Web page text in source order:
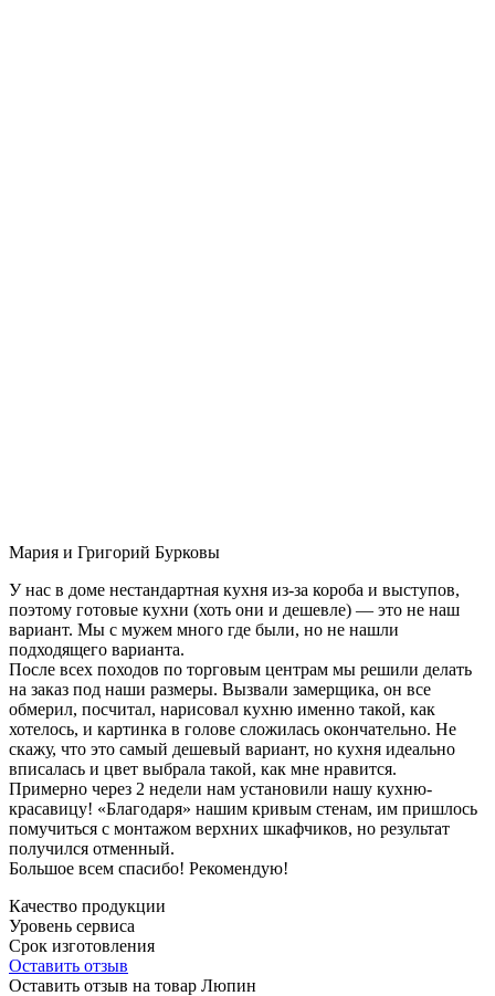
Мария и Григорий Бурковы
У нас в доме нестандартная кухня из-за короба и выступов,
поэтому готовые кухни (хоть они и дешевле) — это не наш
вариант. Мы с мужем много где были, но не нашли
подходящего варианта.
После всех походов по торговым центрам мы решили делать
на заказ под наши размеры. Вызвали замерщика, он все
обмерил, посчитал, нарисовал кухню именно такой, как
хотелось, и картинка в голове сложилась окончательно. Не
скажу, что это самый дешевый вариант, но кухня идеально
вписалась и цвет выбрала такой, как мне нравится.
Примерно через 2 недели нам установили нашу кухню-
красавицу! «Благодаря» нашим кривым стенам, им пришлось
помучиться с монтажом верхних шкафчиков, но результат
получился отменный.
Большое всем спасибо! Рекомендую!
Качество продукции
Уровень сервиса
Срок изготовления
Оставить отзыв
Оставить отзыв на товар Люпин